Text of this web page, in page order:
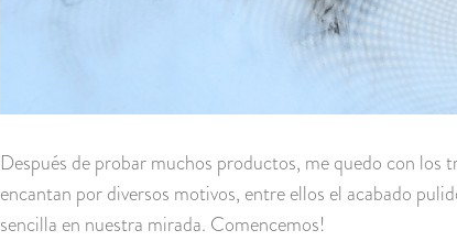
Después de probar muchos productos, me quedo con los
encantan por diversos motivos, entre ellos el acabado
sencilla en nuestra mirada. Comencemos!